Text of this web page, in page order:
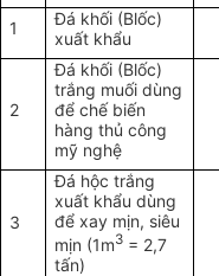
1
Đá khối (Blốc)
xuất khẩu
2
Đá khối (Blốc)
trắng muối dùng
để chế biến
hàng thủ công
mỹ nghệ
3
Đá hộc trắng
xuất khẩu dùng
để xay mịn, siêu
mịn (1m3 = 2,7
tấn)